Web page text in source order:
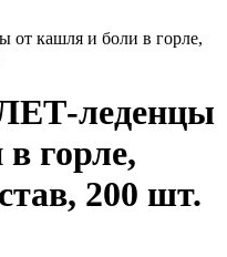
кашля и боли в горле,
леденцы
горле,
200 шт.